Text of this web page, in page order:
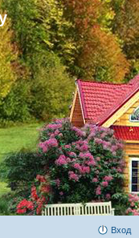
Вход